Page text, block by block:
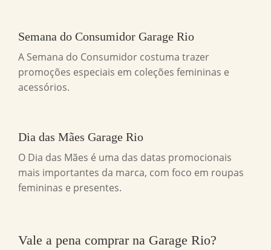
Semana do Consumidor Garage Rio
A Semana do Consumidor costuma trazer
promoções especiais em coleções femininas e
acessórios.
Dia das Mães Garage Rio
O Dia das Mães é uma das datas promocionais
mais importantes da marca, com foco em roupas
femininas e presentes.
Vale a pena comprar na Garage Rio?